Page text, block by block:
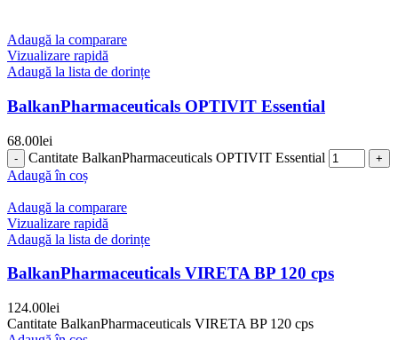
Adaugă la comparare
Vizualizare rapidă
Adaugă la lista de dorințe
BalkanPharmaceuticals OPTIVIT Essential
68.00lei
Cantitate BalkanPharmaceuticals OPTIVIT Essential
Adaugă în coș
Adaugă la comparare
Vizualizare rapidă
Adaugă la lista de dorințe
BalkanPharmaceuticals VIRETA BP 120 cps
124.00lei
Cantitate BalkanPharmaceuticals VIRETA BP 120 cps